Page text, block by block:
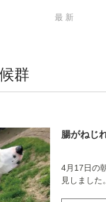
最 新
群
腸がねじ
4月17日の
見しまし